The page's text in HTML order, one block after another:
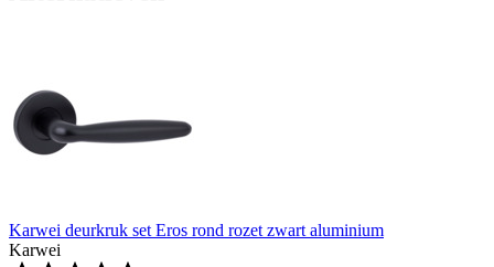
Karwei deurkruk set Eros rond rozet zwart aluminium
Karwei